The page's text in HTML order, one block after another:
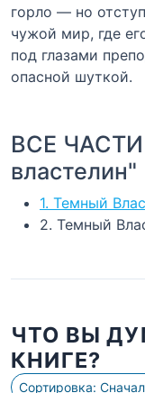
горло — но
чужой мир, где
под глазами
опасной шуткой.
ВСЕ
властелин"
1. Темный
2. Темный
ЧТО ВЫ
КНИГЕ?